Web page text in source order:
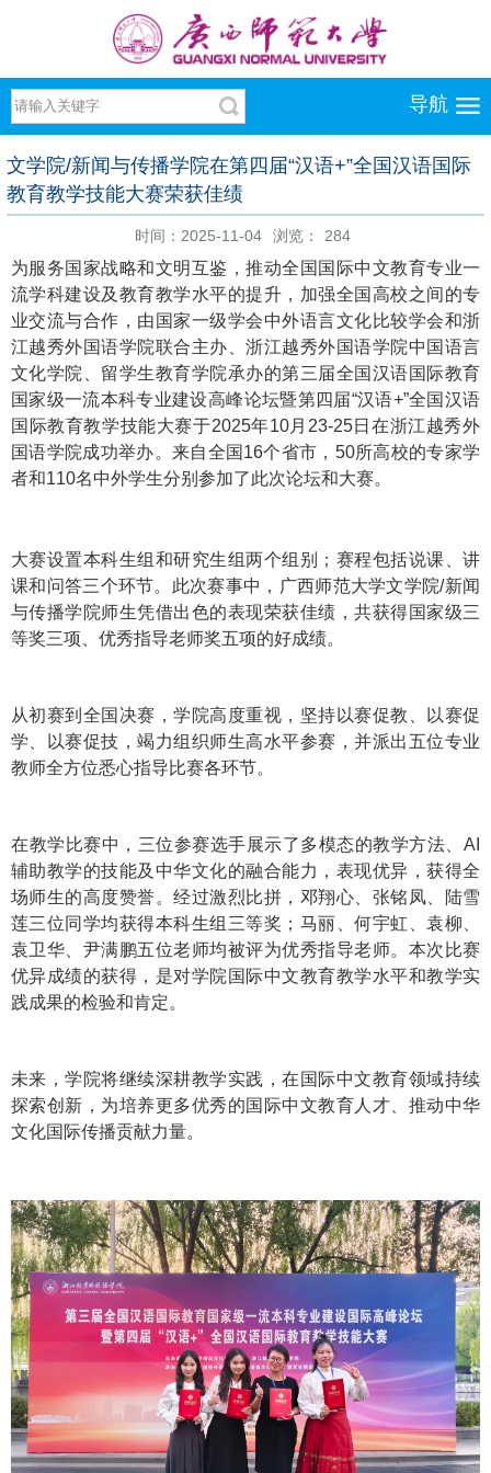
导航
文学院/新闻与传播学院在第四届“汉语+”全国汉语国际
教育教学技能大赛荣获佳绩
时间：2025-11-04 浏览： 284
为服务国家战略和文明互鉴，推动全国国际中文教育专业一
流学科建设及教育教学水平的提升，加强全国高校之间的专
业交流与合作，由国家一级学会中外语言文化比较学会和浙
江越秀外国语学院联合主办、浙江越秀外国语学院中国语言
文化学院、留学生教育学院承办的第三届全国汉语国际教育
国家级一流本科专业建设高峰论坛暨第四届“汉语+”全国汉语
国际教育教学技能大赛于2025年10月23-25日在浙江越秀外
国语学院成功举办。来自全国16个省市，50所高校的专家学
者和110名中外学生分别参加了此次论坛和大赛。
大赛设置本科生组和研究生组两个组别；赛程包括说课、讲
课和问答三个环节。此次赛事中，广西师范大学文学院/新闻
与传播学院师生凭借出色的表现荣获佳绩，共获得国家级三
等奖三项、优秀指导老师奖五项的好成绩。
从初赛到全国决赛，学院高度重视，坚持以赛促教、以赛促
学、以赛促技，竭力组织师生高水平参赛，并派出五位专业
教师全方位悉心指导比赛各环节。
在教学比赛中，三位参赛选手展示了多模态的教学方法、AI
辅助教学的技能及中华文化的融合能力，表现优异，获得全
场师生的高度赞誉。经过激烈比拼，邓翔心、张铭凤、陆雪
莲三位同学均获得本科生组三等奖；马丽、何宇虹、袁柳、
袁卫华、尹满鹏五位老师均被评为优秀指导老师。本次比赛
优异成绩的获得，是对学院国际中文教育教学水平和教学实
践成果的检验和肯定。
未来，学院将继续深耕教学实践，在国际中文教育领域持续
探索创新，为培养更多优秀的国际中文教育人才、推动中华
文化国际传播贡献力量。